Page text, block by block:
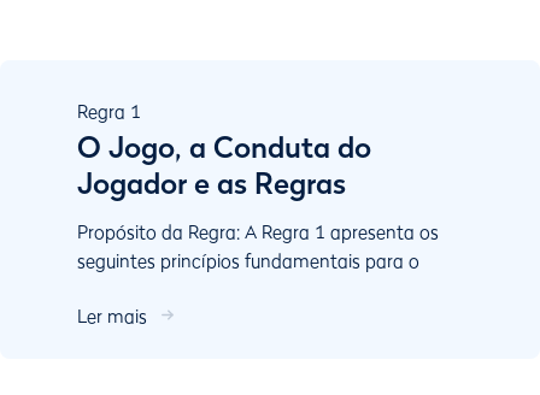
Regra 1
O Jogo, a Conduta do
Jogador e as Regras
Propósito da Regra: A Regra 1 apresenta os
seguintes princípios fundamentais para o
a bola como estiver. ...
Ler mais